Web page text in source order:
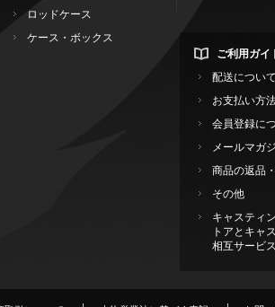
ロッドケース
ケース・ボックス
ご利用ガイ
配送について
お支払い方
会員登録に
メールマガ
商品の返品
その他
キャスティ
トアとキャ
相互サービ